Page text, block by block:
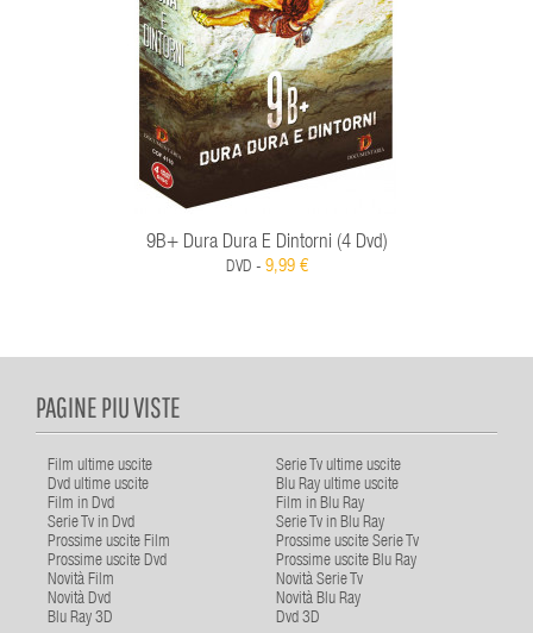
9B+ Dura Dura E Dintorni (4 Dvd)
DVD - 9,99 €
PAGINE PIU VISTE
Film ultime uscite
Serie Tv ultime uscite
Dvd ultime uscite
Blu Ray ultime uscite
Film in Dvd
Film in Blu Ray
Serie Tv in Dvd
Serie Tv in Blu Ray
Prossime uscite Film
Prossime uscite Serie Tv
Prossime uscite Dvd
Prossime uscite Blu Ray
Novità Film
Novità Serie Tv
Novità Dvd
Novità Blu Ray
Blu Ray 3D
Dvd 3D